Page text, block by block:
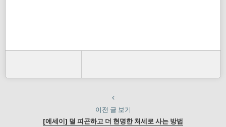
이전 글 보기
[에세이] 덜 피곤하고 더 현명한 처세로 사는 방법